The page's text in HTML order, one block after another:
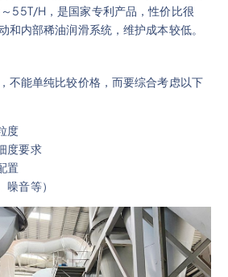
55T/H，是国家专利产品，性价比很
和内部稀油润滑系统，维护成本较低。
不能单纯比较价格，而要综合考虑以下
度
度要求
置
音等）